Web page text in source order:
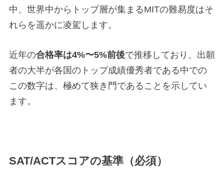
中、世界中からトップ層が集まるMITの難易度はそ
れらを遥かに凌駕します。
近年の合格率は4%〜5%前後で推移しており、出願
者の大半が各国のトップ成績優秀者である中での
この数字は、極めて狭き門であることを示してい
ます。
SAT/ACTスコアの基準（必須）